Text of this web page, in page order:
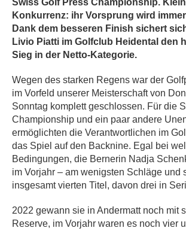
Swiss Golf Press Championship.
Konkurrenz: ihr Vorsprung wird
Dank dem besseren Finish sichert
Livio Piatti im Golfclub Heidental den
Sieg in der Netto-Kategorie.
Wegen des starken Regens war der
im Vorfeld unserer Meisterschaft von
Sonntag komplett geschlossen. Für die
Championship und ein paar andere
ermöglichten die Verantwortlichen im
das Spiel auf den Backnine. Egal bei
Bedingungen, die Bernerin Nadja
im Vorjahr – am wenigsten Schläge und
insgesamt vierten Titel, davon drei in
2022 gewann sie in Andermatt noch mit
Reserve, im Vorjahr waren es noch vier